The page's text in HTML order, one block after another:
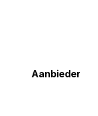
Aanbieder